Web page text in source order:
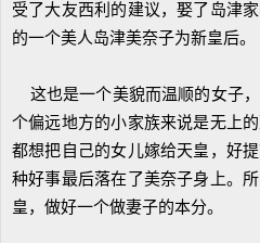
受了大友西利的建议，娶了岛津
的一个美人岛津美奈子为新皇后。
这也是一个美貌而温顺的女子
个偏远地方的小家族来说是无上
都想把自己的女儿嫁给天皇，好
种好事最后落在了美奈子身上。
皇，做好一个做妻子的本分。